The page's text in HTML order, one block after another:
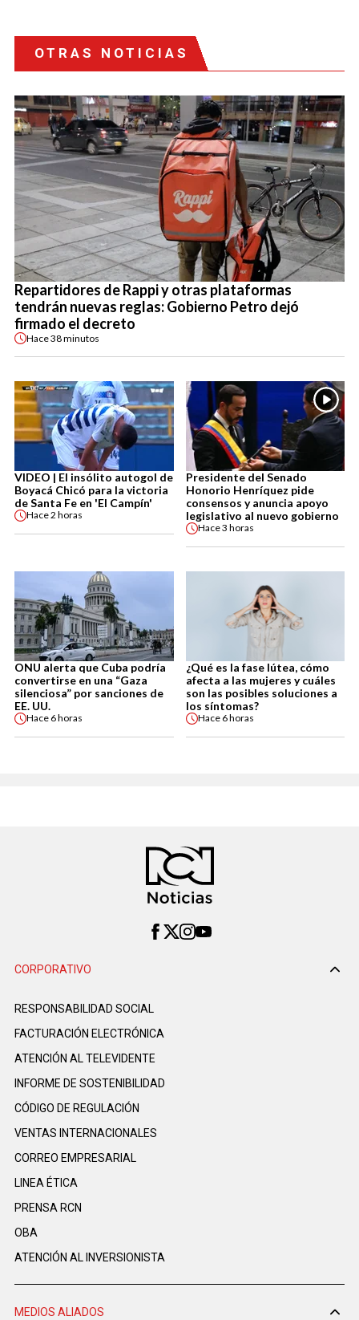
OTRAS NOTICIAS
Repartidores de Rappi y otras plataformas
tendrán nuevas reglas: Gobierno Petro dejó
firmado el decreto
Hace38 minutos
VIDEO | El insólito autogol de
Boyacá Chicó para la victoria
de Santa Fe en 'El Campín'
Hace2 horas
Presidente del Senado
Honorio Henríquez pide
consensos y anuncia apoyo
legislativo al nuevo gobierno
Hace3 horas
ONU alerta que Cuba podría
convertirse en una “Gaza
silenciosa” por sanciones de
EE. UU.
Hace 6 horas
¿Qué es la fase lútea, cómo
afecta a las mujeres y cuáles
son las posibles soluciones a
los síntomas?
Hace 6 horas
CORPORATIVO
RESPONSABILIDAD SOCIAL
FACTURACIÓN ELECTRÓNICA
ATENCIÓN AL TELEVIDENTE
INFORME DE SOSTENIBILIDAD
CÓDIGO DE REGULACIÓN
VENTAS INTERNACIONALES
CORREO EMPRESARIAL
LINEA ÉTICA
PRENSA RCN
OBA
ATENCIÓN AL INVERSIONISTA
MEDIOS ALIADOS